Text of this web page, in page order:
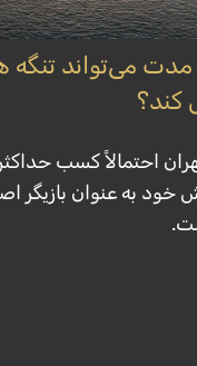
مدت می‌تواند تنگه
احتمالاً کسب حداکثر
به عنوان بازیگر